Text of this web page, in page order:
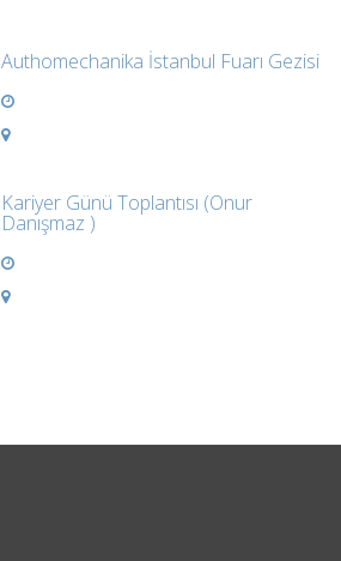
Authomechanika İstanbul Fuarı Gezisi
Kariyer Günü Toplantısı (Onur
Danışmaz )